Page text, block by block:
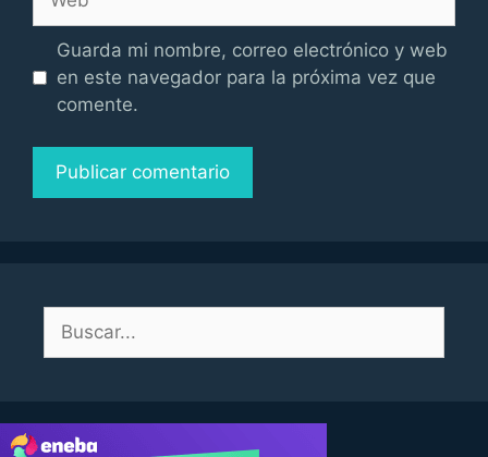
Guarda mi nombre, correo electrónico y web
en este navegador para la próxima vez que
comente.